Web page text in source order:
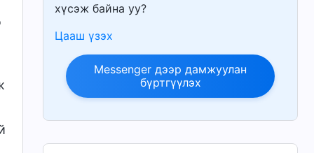
хүсэж байна уу?
Цааш үзэх
Messenger дээр дамжуулан
бүртгүүлэх